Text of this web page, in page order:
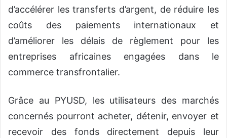
d’accélérer les transferts d’argent, de réduire les
coûts des paiements internationaux et
d’améliorer les délais de règlement pour les
entreprises africaines engagées dans le
commerce transfrontalier.
Grâce au PYUSD, les utilisateurs des marchés
concernés pourront acheter, détenir, envoyer et
recevoir des fonds directement depuis leur